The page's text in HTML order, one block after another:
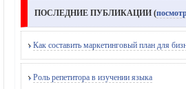
ПОСЛЕДНИЕ ПУБЛИКАЦИИ (
Как составить маркетинговый план для
Роль репетитора в изучении языка